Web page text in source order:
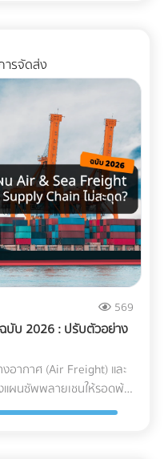
รที่มีรูปทรงตัว L อยู่แล้ว,
ทุกขาเข้าและขาออกแบบ
ทางด้านหน้า รถกระบะรับ
Layout แบบไหนให้ตอบ
นค้าใหม่ หรือรีโนเวทคลัง
รับ: ลักษณะอาคารของคุณ
บังคับตัว U, หากมีประตู
คลิฟต์กี่คัน? (ถ้างบจำกัด
บริหารการใช้รถโฟล์คลิฟต์
ญกว่ากัน? (ตัว U เน้น
ความเร็วและลดคอขวด)
าอยู่หรือเปล่า? การ
น การก่อสร้างโครงสร้าง
System) ที่ได้มาตรฐาน
อฟันเฟืองที่ช่วยให้ธุรกิจ
ลังมองหา บริษัทรับเหมา
และติดตั้งระบบชั้นวาง
มืออาชีพ... ไม่ต้องเสีย
สรรพากรอย่างแม่นยำและ
บัญชีและสต็อกสินค้า
สิกของ SME คือการ "ดอง
คที่สรรพากรเห็นข้อมูล e-
การรอแก้ปัญหาตอน
าร "กระทบยอดบัญชี"
บัญชีรายวันเป็นประจำ "ทุก
ให้ตรงกับตัวเลขในระบบ
ปรุงแก้ไขได้ทันท่วงที 3
านบัญชีมืออาชีพ” ไม่ได้
เป็นได้มากกว่าแค่งาน
"ไม่ใช่ความสิ้นเปลือง แต่
อดขององค์กรด้วย 3
Red Flags ก่อนถึงมือ AI
CPA หรือ CPD ดูแล) จะ
วนรายได้และค่าใช้จ่ายให้
ข้อมูลก่อนยื่นต่อกรม
จะมีเครื่องมือและ
ารจัดส่ง
569
บับ 2026 : ปรับตัวอย่าง
อากาศ (Air Freight) และ
แผนซัพพลายเชนให้รอดพ้น
ได้ที่ At-Once